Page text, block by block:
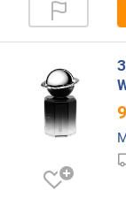
в
ы
п
о
о
з
ы